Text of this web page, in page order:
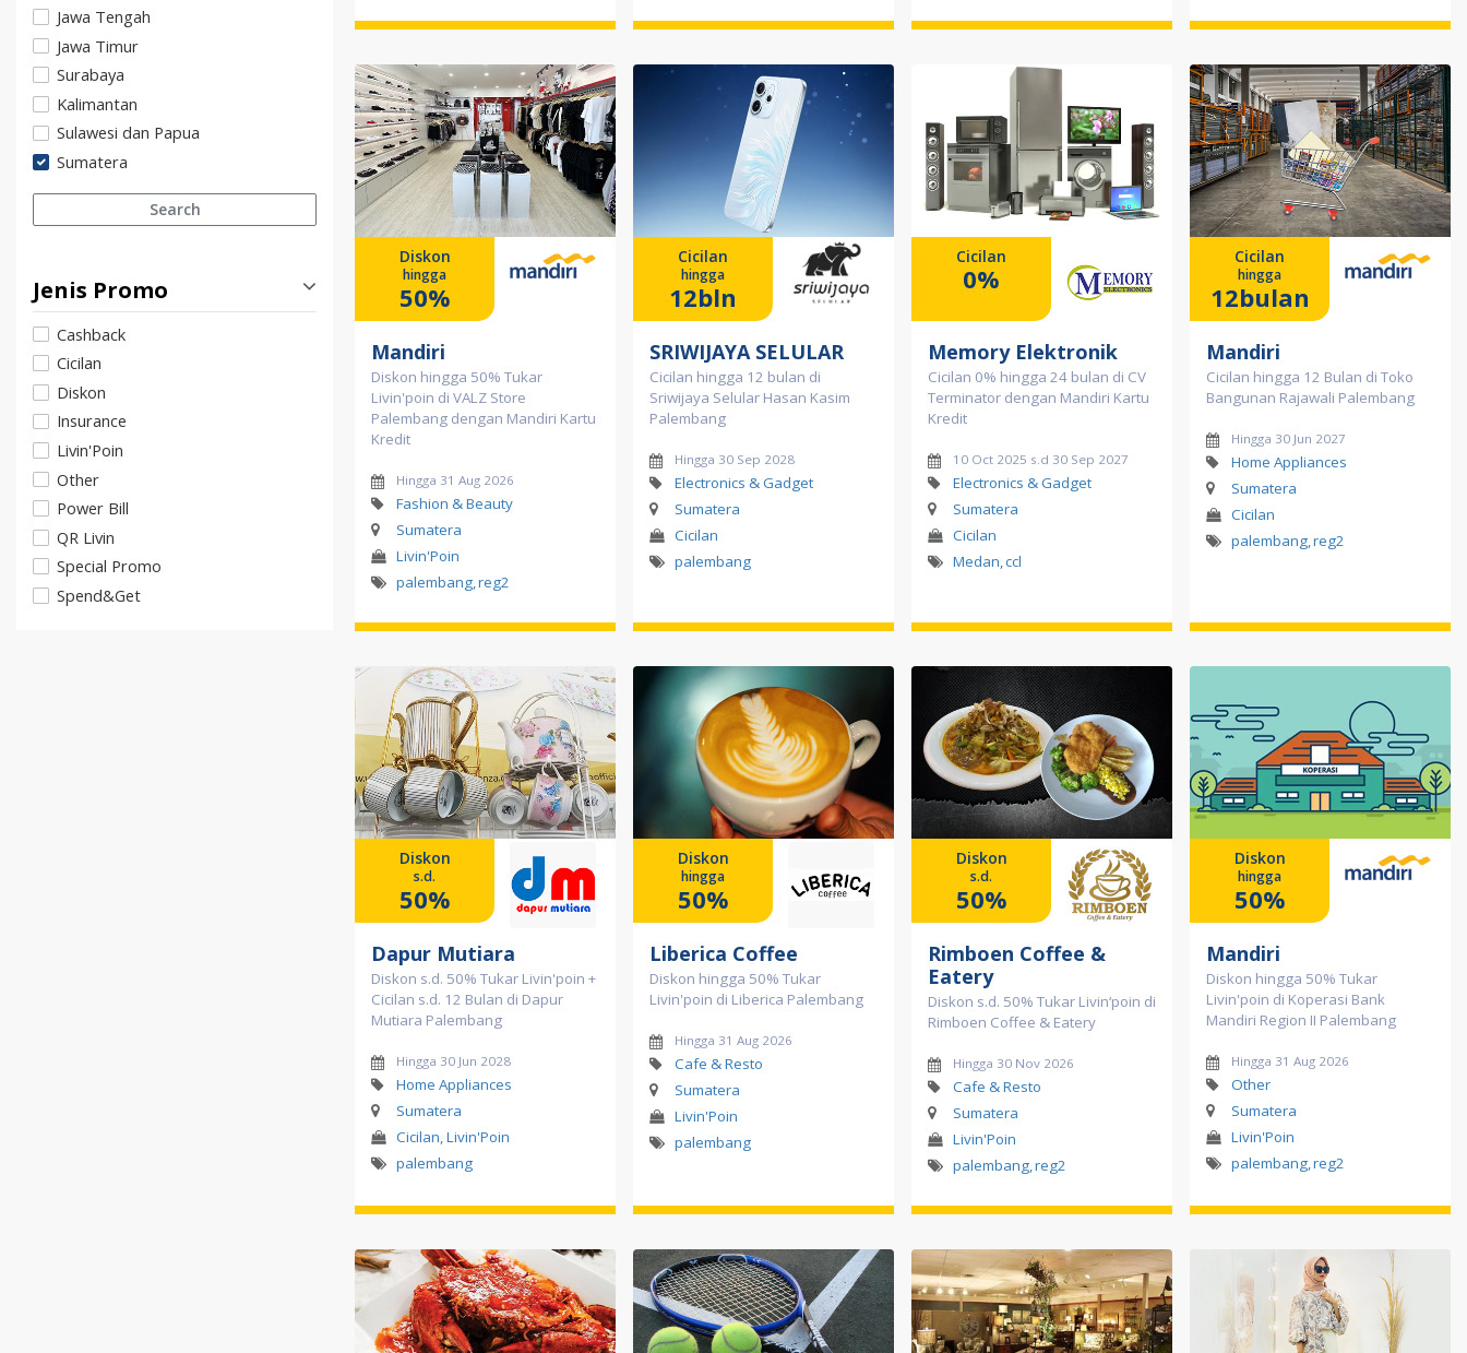
Jawa Tengah
Jawa Timur
Surabaya
Kalimantan
Sulawesi dan Papua
Sumatera
Search
Jenis Promo
Cashback
Cicilan
Diskon
Insurance
Livin'Poin
Other
Power Bill
QR Livin
Special Promo
Spend&Get
Diskon
hingga
50%
Mandiri
Diskon hingga 50% Tukar
Livin'poin di VALZ Store
Palembang dengan Mandiri Kartu
Kredit
Hingga 31 Aug 2026
Fashion & Beauty
Sumatera
Livin'Poin
palembang,reg2
Cicilan
hingga
12bln
SRIWIJAYA SELULAR
Cicilan hingga 12 bulan di
Sriwijaya Selular Hasan Kasim
Palembang
Hingga 30 Sep 2028
Electronics & Gadget
Sumatera
Cicilan
palembang
Cicilan
0%
Memory Elektronik
Cicilan 0% hingga 24 bulan di CV
Terminator dengan Mandiri Kartu
Kredit
10 Oct 2025 s.d 30 Sep 2027
Electronics & Gadget
Sumatera
Cicilan
Medan,ccl
Cicilan
hingga
12bulan
Mandiri
Cicilan hingga 12 Bulan di Toko
Bangunan Rajawali Palembang
Hingga 30 Jun 2027
Home Appliances
Sumatera
Cicilan
palembang,reg2
Diskon
s.d.
50%
Dapur Mutiara
Diskon s.d. 50% Tukar Livin'poin +
Cicilan s.d. 12 Bulan di Dapur
Mutiara Palembang
Hingga 30 Jun 2028
Home Appliances
Sumatera
Cicilan, Livin'Poin
palembang
Diskon
hingga
50%
Liberica Coffee
Diskon hingga 50% Tukar
Livin'poin di Liberica Palembang
Hingga 31 Aug 2026
Cafe & Resto
Sumatera
Livin'Poin
palembang
Diskon
s.d.
50%
Rimboen Coffee &
Eatery
Diskon s.d. 50% Tukar Livin‘poin di
Rimboen Coffee & Eatery
Hingga 30 Nov 2026
Cafe & Resto
Sumatera
Livin'Poin
palembang,reg2
Diskon
hingga
50%
Mandiri
Diskon hingga 50% Tukar
Livin'poin di Koperasi Bank
Mandiri Region II Palembang
Hingga 31 Aug 2026
Other
Sumatera
Livin'Poin
palembang,reg2